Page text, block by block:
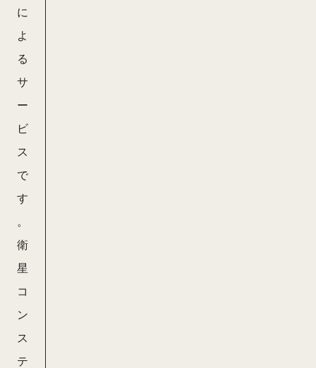
に
よ
る
サ
ー
ビ
ス
で
す
。
衛
星
コ
ン
ス
テ